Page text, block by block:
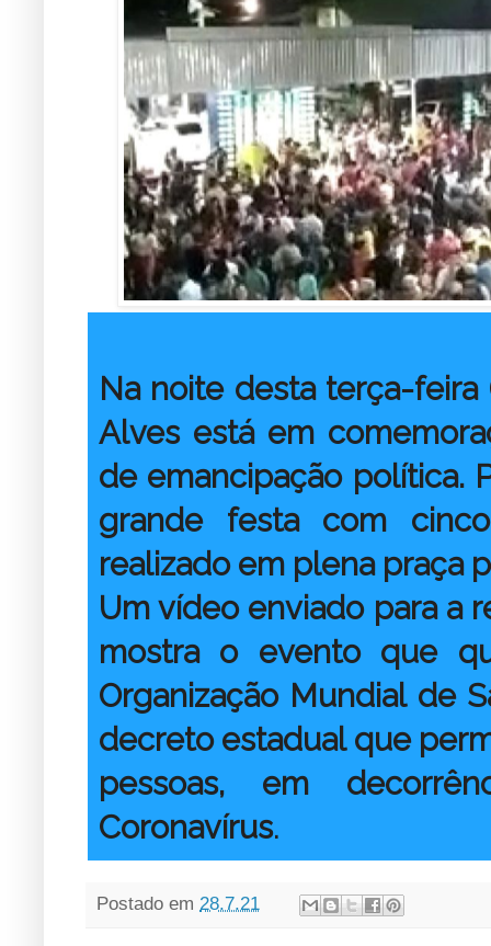
Na noite desta terça-feira
Alves está em
de emancipação política.
grande festa com
realizado em plena praça
Um vídeo enviado para a
mostra o evento que
Organização Mundial de
decreto estadual que
pessoas, em
Coronavírus.
Postado em 28.7.21